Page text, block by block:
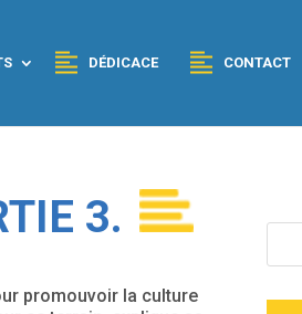
DÉDICACE CONTACT
3.
promouvoir la culture